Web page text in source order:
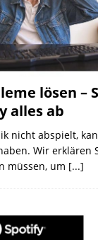
lösen –
alles ab
nicht abspielt,
Wir erklären
müssen, um [...]